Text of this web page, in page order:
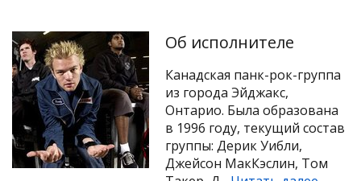
Об исполнителе
Канадская панк-рок-группа
из города Эйджакс,
Онтарио. Была образована
в 1996 году, текущий состав
группы: Дерик Уибли,
Джейсон МакКэслин, Том